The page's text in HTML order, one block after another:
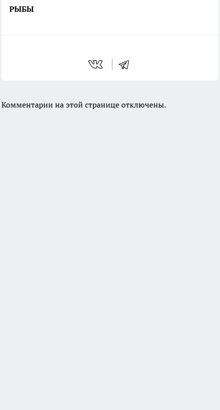
РЫБЫ
Комментарии на этой странице отключены.